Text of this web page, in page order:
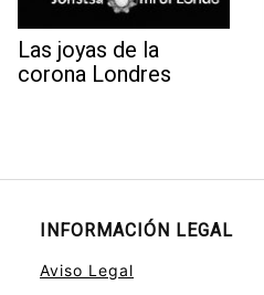
Las joyas de la
corona Londres
INFORMACIÓN LEGAL
Aviso Legal